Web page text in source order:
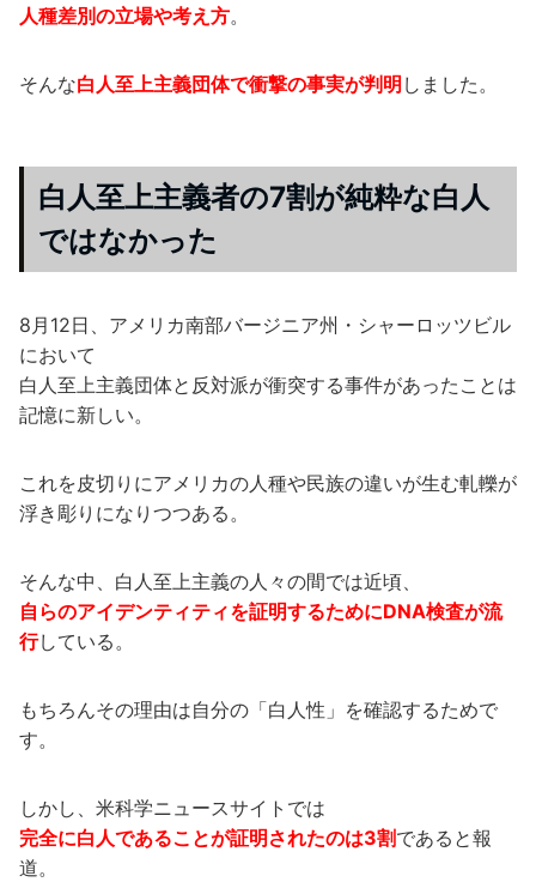
人種差別の立場や考え方。
そんな白人至上主義団体で衝撃の事実が判明 しました。
白人至上主義者の7割が純粋な白人
ではなかった
8月12日、アメリカ南部バージニア州・シャーロッツビル
において
白人至上主義団体と反対派が衝突する事件があったことは
記憶に新しい。
これを皮切りにアメリカの人種や民族の違いが生む軋轢が
浮き彫りになりつつある。
そんな中、白人至上主義の人々の間では近頃、
自らのアイデンティティを証明するためにDNA検査が流
行している。
もちろんその理由は自分の「白人性」を確認するためで
す。
しかし、米科学ニュースサイトでは
完全に白人であることが証明されたのは3割であると報
道。